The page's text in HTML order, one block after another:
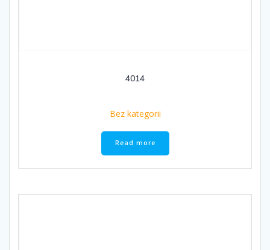
4014
Bez kategorii
Read more